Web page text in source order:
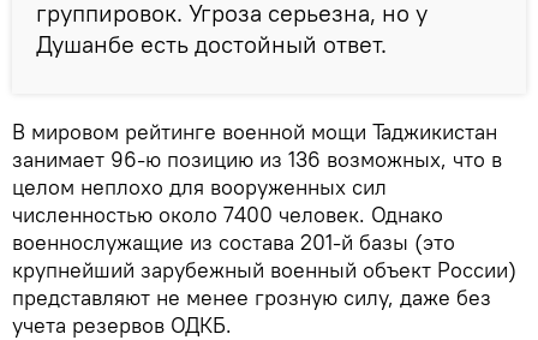
группировок. Угроза серьезна, но у
Душанбе есть достойный ответ.
В мировом рейтинге военной мощи Таджикистан
занимает 96-ю позицию из 136 возможных, что в
целом неплохо для вооруженных сил
численностью около 7400 человек. Однако
военнослужащие из состава 201-й базы (это
крупнейший зарубежный военный объект России)
представляют не менее грозную силу, даже без
учета резервов ОДКБ.